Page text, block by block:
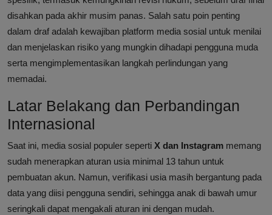
disahkan pada akhir musim panas. Salah satu poin penting
dalam draf adalah kewajiban platform media sosial untuk menilai
dan menjelaskan risiko yang mungkin dihadapi pengguna muda
serta mengimplementasikan langkah perlindungan yang
memadai.
Latar Belakang dan Perbandingan
Internasional
Saat ini, media sosial populer seperti X dan Instagram memang
sudah menerapkan aturan usia minimal 13 tahun untuk
pembuatan akun. Namun, verifikasi usia masih bergantung pada
data yang diisi pengguna sendiri, sehingga anak di bawah umur
seringkali dapat mengakali aturan ini dengan mudah.